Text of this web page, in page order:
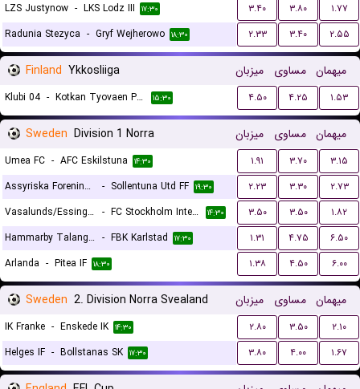
LZS Justynow - LKS Lodz III ۱۷:۳۰ ۳.۴۰ ۳.۸۰
۱.۷۷
Radunia Stezyca - Gryf Wejherowo ۱۸:۳۰ ۲.۳۳ ۳.۴۰ ۲.۵۵
Finland Ykkosliiga میزبان مساوی میهمان
Klubi 04 - Kotkan Tyovaen Palloilijat (KTP) ۱۵:۳۰ ۴.۵۰ ۴.۲۵ ۱.۵۳
Sweden Division 1 Norra میزبان مساوی میهمان
Umea FC - AFC Eskilstuna ۱۴:۳۰ ۱.۹۱ ۳.۷۰
۳.۱۵
Assyriska Foreningen
- Sollentuna Utd FF ۱۹:۳۰ ۲.۲۳ ۳.۳۰
۲.۷۳
Vasalunds/Essinge IF - FC Stockholm Internazionale ۱۴:۳۰ ۳.۵۰ ۳.۵۰
۱.۸۲
Hammarby Talang Ff - FBK Karlstad ۱۷:۳۰ ۱.۳۱ ۴.۷۵
۶.۵۰
Arlanda - Pitea IF ۱۸:۳۰ ۱.۳۸ ۴.۵۰ ۶.۰۰
Sweden 2. Division Norra Svealand میزبان مساوی میهمان
IK Franke - Enskede IK ۱۴:۳۰ ۲.۸۰ ۳.۵۰
۲.۱۰
Helges IF - Bollstanas SK ۱۷:۳۰ ۳.۸۰ ۴.۰۰ ۱.۶۷